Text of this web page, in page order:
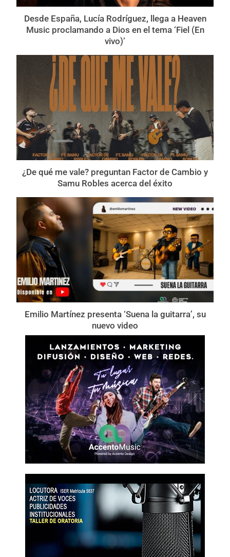
Desde España, Lucía Rodríguez, llega a Heaven
Music proclamando a Dios en el tema ‘Fiel (En
vivo)’
¿De qué me vale? preguntan Factor de Cambio y
Samu Robles acerca del éxito
Emilio Martínez presenta ‘Suena la guitarra’, su
nuevo video